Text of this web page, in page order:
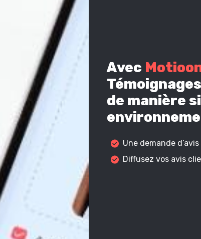
Avec
de manière
Une demande
Diffusez vos avis